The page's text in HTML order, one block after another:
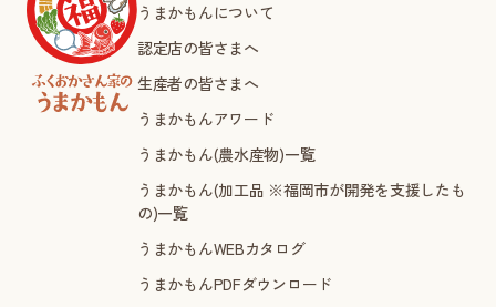
うまかもんについて
認定店の皆さまへ
生産者の皆さまへ
うまかもんアワード
うまかもん(農水産物)一覧
うまかもん(加工品 ※福岡市が開発を支援したも
の)一覧
うまかもんWEBカタログ
うまかもんPDFダウンロード